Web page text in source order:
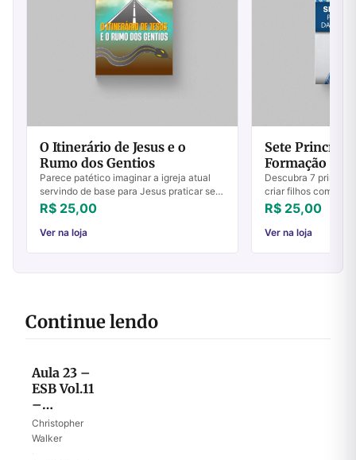
O Itinerário de Jesus e o
Rumo dos Gentios
Parece patético imaginar a igreja atual
servindo de base para Jesus praticar seu
ministério como o fez nos dias de sua
encarnação. A práticada igreja em seu ...
R$ 25,00
Ver na loja
Sete
Formação da
Descubra 7
criar filhos com
Aprenda com a
autor.
R$ 25,00
Ver na loja
Continue lendo
Aula 23 –
ESB Vol.11
–
Lidando
com
Christopher
Walker